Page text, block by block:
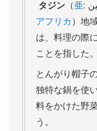
タジン （ 亜:
アフリカ ）地
は、料理の際
ことを指した。
とんがり帽子
独特な鍋を使い
料をかけた野
う。